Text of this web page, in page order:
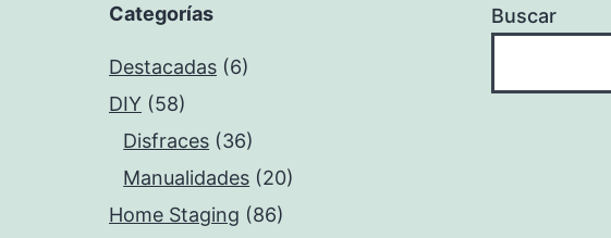
Categorías
Destacadas (6)
DIY (58)
Disfraces (36)
Manualidades (20)
Home Staging (86)
Buscar